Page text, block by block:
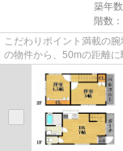
築年
階数
こだわりポイント満載の
の物件から、50mの距離